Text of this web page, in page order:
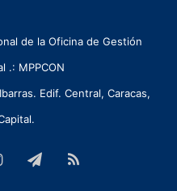
de la Oficina de Gestión
.: MPPCON
Edif. Central, Caracas,
InstagramTelegram